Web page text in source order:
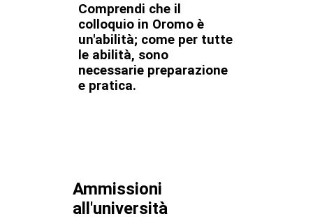
Comprendi che il
colloquio in Oromo è
un'abilità; come per tutte
le abilità, sono
necessarie preparazione
e pratica.
Ammissioni
all'università